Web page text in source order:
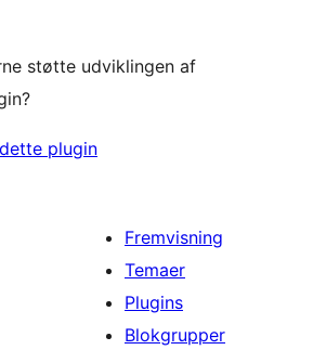
støtte udviklingen af
plugin
Fremvisning
Temaer
Plugins
Blokgrupper